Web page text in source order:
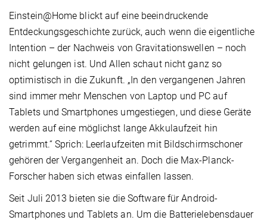
Einstein@Home blickt auf eine beeindruckende
Entdeckungsgeschichte zurück, auch wenn die eigentliche
Intention – der Nachweis von Gravitationswellen – noch
nicht gelungen ist. Und Allen schaut nicht ganz so
optimistisch in die Zukunft. „In den vergangenen Jahren
sind immer mehr Menschen von Laptop und PC auf
Tablets und Smartphones umgestiegen, und diese Geräte
werden auf eine möglichst lange Akkulaufzeit hin
getrimmt.“ Sprich: Leerlaufzeiten mit Bildschirmschoner
gehören der Vergangenheit an. Doch die Max-Planck-
Forscher haben sich etwas einfallen lassen.
Seit Juli 2013 bieten sie die Software für Android-
Smartphones und Tablets an. Um die Batterielebensdauer